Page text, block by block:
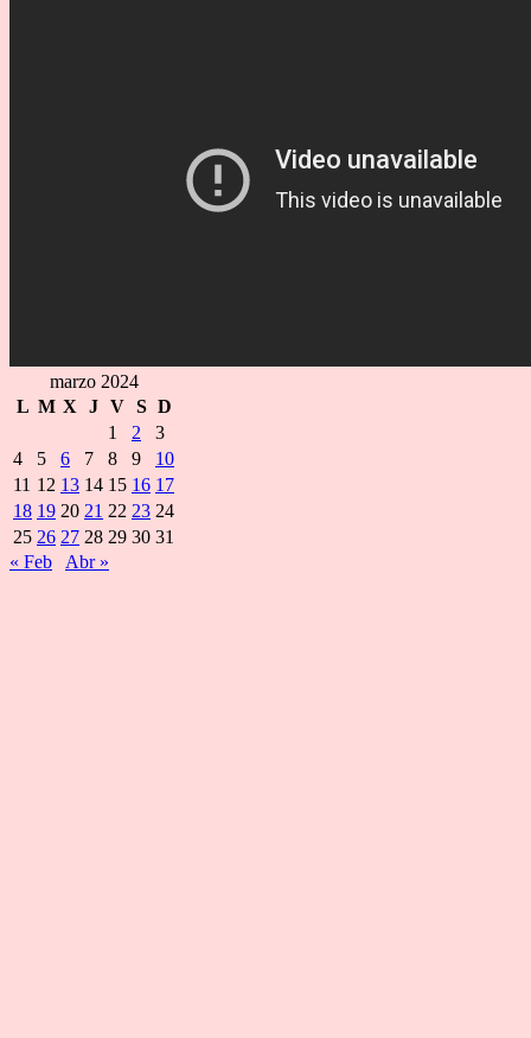
marzo 2024
L M X J V S D
1
2
3
4
5 6 7 8 9
10
11 12 13 14 15 16 17
18 19 20 21 22 23 24
25 26 27 28 29 30 31
« Feb
Abr »